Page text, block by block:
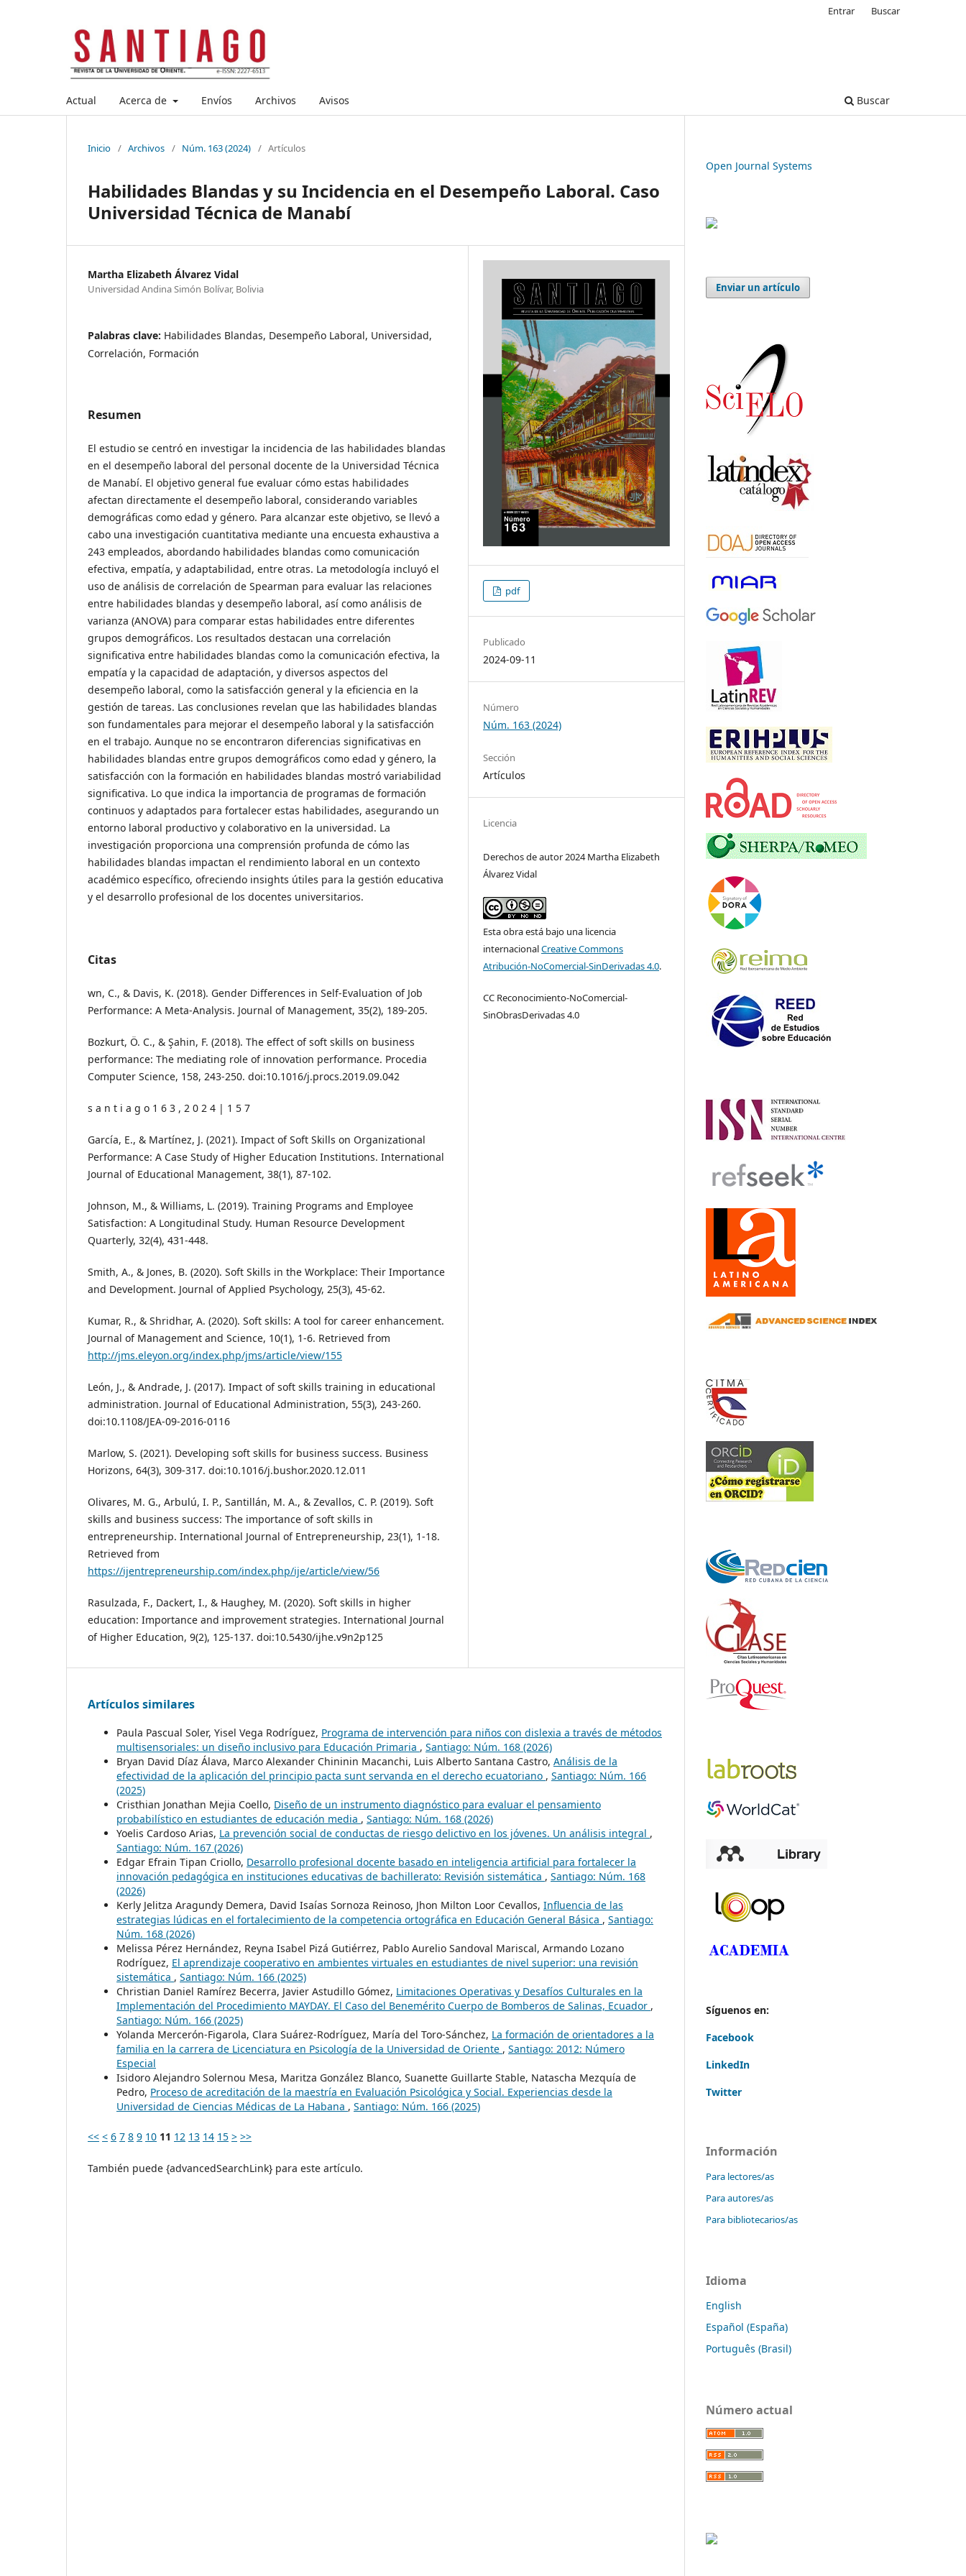
Actual Acerca de Envíos Archivos Avisos Buscar
Entrar Buscar
Inicio / Archivos / Núm. 163 (2024) / Artículos
Habilidades Blandas y su Incidencia en el Desempeño Laboral. Caso
Universidad Técnica de Manabí
Martha Elizabeth Álvarez Vidal
Universidad Andina Simón Bolívar, Bolivia
Palabras clave: Habilidades Blandas, Desempeño Laboral, Universidad,
Correlación, Formación
Resumen
El estudio se centró en investigar la incidencia de las habilidades blandas
en el desempeño laboral del personal docente de la Universidad Técnica
de Manabí. El objetivo general fue evaluar cómo estas habilidades
afectan directamente el desempeño laboral, considerando variables
demográficas como edad y género. Para alcanzar este objetivo, se llevó a
cabo una investigación cuantitativa mediante una encuesta exhaustiva a
243 empleados, abordando habilidades blandas como comunicación
efectiva, empatía, y adaptabilidad, entre otras. La metodología incluyó el
uso de análisis de correlación de Spearman para evaluar las relaciones
entre habilidades blandas y desempeño laboral, así como análisis de
varianza (ANOVA) para comparar estas habilidades entre diferentes
grupos demográficos. Los resultados destacan una correlación
significativa entre habilidades blandas como la comunicación efectiva, la
empatía y la capacidad de adaptación, y diversos aspectos del
desempeño laboral, como la satisfacción general y la eficiencia en la
gestión de tareas. Las conclusiones revelan que las habilidades blandas
son fundamentales para mejorar el desempeño laboral y la satisfacción
en el trabajo. Aunque no se encontraron diferencias significativas en
habilidades blandas entre grupos demográficos como edad y género, la
satisfacción con la formación en habilidades blandas mostró variabilidad
significativa. Lo que indica la importancia de programas de formación
continuos y adaptados para fortalecer estas habilidades, asegurando un
entorno laboral productivo y colaborativo en la universidad. La
investigación proporciona una comprensión profunda de cómo las
habilidades blandas impactan el rendimiento laboral en un contexto
académico específico, ofreciendo insights útiles para la gestión educativa
y el desarrollo profesional de los docentes universitarios.
Citas
wn, C., & Davis, K. (2018). Gender Differences in Self-Evaluation of Job
Performance: A Meta-Analysis. Journal of Management, 35(2), 189-205.
Bozkurt, Ö. C., & Şahin, F. (2018). The effect of soft skills on business
performance: The mediating role of innovation performance. Procedia
Computer Science, 158, 243-250. doi:10.1016/j.procs.2019.09.042
s a n t i a g o 1 6 3 , 2 0 2 4 | 1 5 7
García, E., & Martínez, J. (2021). Impact of Soft Skills on Organizational
Performance: A Case Study of Higher Education Institutions. International
Journal of Educational Management, 38(1), 87-102.
Johnson, M., & Williams, L. (2019). Training Programs and Employee
Satisfaction: A Longitudinal Study. Human Resource Development
Quarterly, 32(4), 431-448.
Smith, A., & Jones, B. (2020). Soft Skills in the Workplace: Their Importance
and Development. Journal of Applied Psychology, 25(3), 45-62.
Kumar, R., & Shridhar, A. (2020). Soft skills: A tool for career enhancement.
Journal of Management and Science, 10(1), 1-6. Retrieved from
http://jms.eleyon.org/index.php/jms/article/view/155
León, J., & Andrade, J. (2017). Impact of soft skills training in educational
administration. Journal of Educational Administration, 55(3), 243-260.
doi:10.1108/JEA-09-2016-0116
Marlow, S. (2021). Developing soft skills for business success. Business
Horizons, 64(3), 309-317. doi:10.1016/j.bushor.2020.12.011
Olivares, M. G., Arbulú, I. P., Santillán, M. A., & Zevallos, C. P. (2019). Soft
skills and business success: The importance of soft skills in
entrepreneurship. International Journal of Entrepreneurship, 23(1), 1-18.
Retrieved from
https://ijentrepreneurship.com/index.php/ije/article/view/56
Rasulzada, F., Dackert, I., & Haughey, M. (2020). Soft skills in higher
education: Importance and improvement strategies. International Journal
of Higher Education, 9(2), 125-137. doi:10.5430/ijhe.v9n2p125
pdf
Publicado
2024-09-11
Número
Núm. 163 (2024)
Sección
Artículos
Licencia
Derechos de autor 2024 Martha Elizabeth
Álvarez Vidal
Esta obra está bajo una licencia
internacionalCreative Commons
Atribución-NoComercial-SinDerivadas 4.0.
CC Reconocimiento-NoComercial-
SinObrasDerivadas 4.0
Artículos similares
Paula Pascual Soler, Yisel Vega Rodríguez, Programa de intervención para niños con dislexia a través de métodos
multisensoriales: un diseño inclusivo para Educación Primaria , Santiago: Núm. 168 (2026)
Bryan David Díaz Álava, Marco Alexander Chininin Macanchi, Luis Alberto Santana Castro, Análisis de la
efectividad de la aplicación del principio pacta sunt servanda en el derecho ecuatoriano , Santiago: Núm. 166
(2025)
Cristhian Jonathan Mejia Coello, Diseño de un instrumento diagnóstico para evaluar el pensamiento
probabilístico en estudiantes de educación media , Santiago: Núm. 168 (2026)
Yoelis Cardoso Arias, La prevención social de conductas de riesgo delictivo en los jóvenes. Un análisis integral ,
Santiago: Núm. 167 (2026)
Edgar Efrain Tipan Criollo, Desarrollo profesional docente basado en inteligencia artificial para fortalecer la
innovación pedagógica en instituciones educativas de bachillerato: Revisión sistemática , Santiago: Núm. 168
(2026)
Kerly Jelitza Aragundy Demera, David Isaías Sornoza Reinoso, Jhon Milton Loor Cevallos, Influencia de las
estrategias lúdicas en el fortalecimiento de la competencia ortográfica en Educación General Básica , Santiago:
Núm. 168 (2026)
Melissa Pérez Hernández, Reyna Isabel Pizá Gutiérrez, Pablo Aurelio Sandoval Mariscal, Armando Lozano
Rodríguez, El aprendizaje cooperativo en ambientes virtuales en estudiantes de nivel superior: una revisión
sistemática , Santiago: Núm. 166 (2025)
Christian Daniel Ramírez Becerra, Javier Astudillo Gómez, Limitaciones Operativas y Desafíos Culturales en la
Implementación del Procedimiento MAYDAY. El Caso del Benemérito Cuerpo de Bomberos de Salinas, Ecuador ,
Santiago: Núm. 166 (2025)
Yolanda Mercerón-Figarola, Clara Suárez-Rodríguez, María del Toro-Sánchez, La formación de orientadores a la
familia en la carrera de Licenciatura en Psicología de la Universidad de Oriente , Santiago: 2012: Número
Especial
Isidoro Alejandro Solernou Mesa, Maritza González Blanco, Suanette Guillarte Stable, Natascha Mezquía de
Pedro, Proceso de acreditación de la maestría en Evaluación Psicológica y Social. Experiencias desde la
Universidad de Ciencias Médicas de La Habana , Santiago: Núm. 166 (2025)
<< < 6 7 8 9 10 11 12 13 14 15 > >>
También puede {advancedSearchLink} para este artículo.
Open Journal Systems
Enviar un artículo
Síguenos en:
Facebook
LinkedIn
Twitter
Información
Para lectores/as
Para autores/as
Para bibliotecarios/as
Idioma
English
Español (España)
Português (Brasil)
Número actual